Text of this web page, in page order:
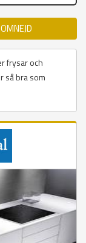
frysar och
så bra som